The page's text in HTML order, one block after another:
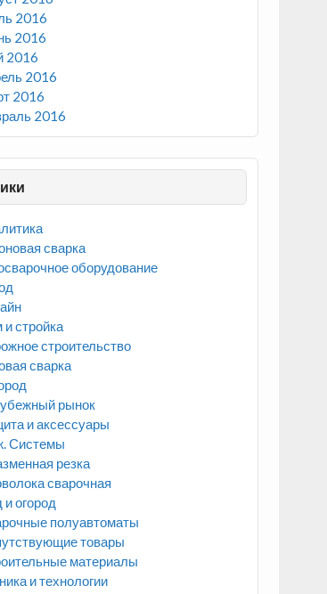
2016
2016
2016
2016
2016
2016
сварка
оборудование
стройка
строительство
сварка
рынок
и аксессуары
Системы
резка
сварочная
огород
полуавтоматы
товары
материалы
и технологии